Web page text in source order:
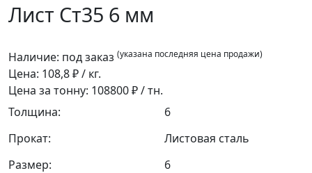
Лист Ст35 6 мм
Наличие: под заказ (указана последняя цена продажи)
Цена: 108,8₽ / кг.
Цена за тонну: 108800₽ / тн.
Толщина:
6
Прокат:
Листовая сталь
Размер:
6